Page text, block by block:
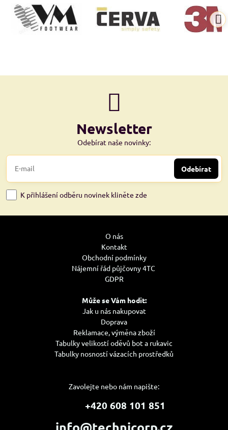
Newsletter
Odebírat naše novinky:
Odebírat
K přihlášení odběru novinek kliněte zde
O nás
Kontakt
Obchodní podmínky
Nájemní řád půjčovny 4TC
GDPR
Může se Vám hodit:
Jak u nás nakupovat
Doprava
Reklamace, výměna zboží
Tabulky velikostí oděvů bot a rukavic
Tabulky nosností vázacích prostředků
Zavolejte nebo nám napište:
+420 608 101 851
info@technicorp.cz